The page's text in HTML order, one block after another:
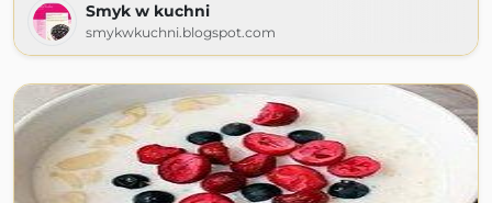
Smyk w kuchni
smykwkuchni.blogspot.com